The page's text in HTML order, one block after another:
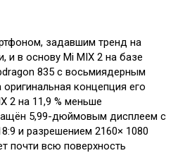
задавшим тренд на
и в основу Mi MIX 2 на базе
835 с восьмиядерным
концепция его
2 на 11,9 % меньше
5,99-дюймовым дисплеем с
и разрешением 2160× 1080
почти всю поверхность